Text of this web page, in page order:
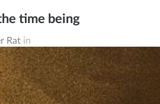
time being
Rat in